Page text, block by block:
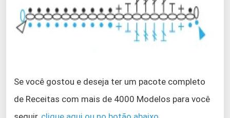
Se você gostou e deseja ter um pacote completo
de Receitas com mais de 4000 Modelos para você